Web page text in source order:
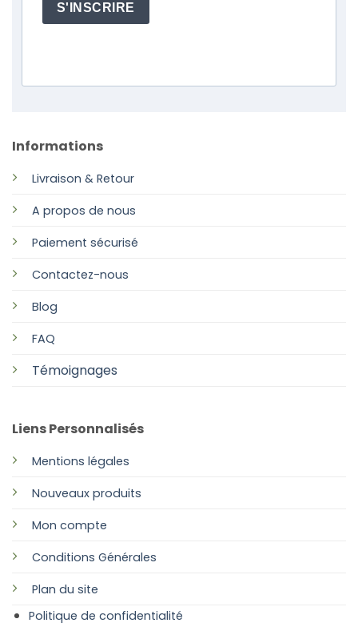
Informations
Livraison & Retour
A propos de nous
Paiement sécurisé
Contactez-nous
Blog
FAQ
Témoignages
Liens Personnalisés
Mentions légales
Nouveaux produits
Mon compte
Conditions Générales
Plan du site
Politique de confidentialité
S'INSCRIRE